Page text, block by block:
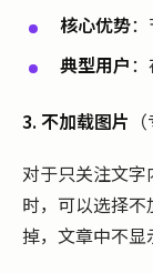
核心优势
典型用户
3. 不加载图片
对于只关注文
时，可以选择
掉，文章中不显